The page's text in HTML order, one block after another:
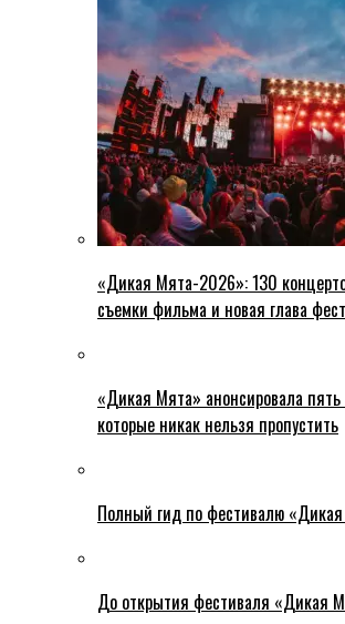
«Дикая Мята-2026»: 130
съемки фильма и новая глава
«Дикая Мята» анонсировала
которые никак нельзя пропустить
Полный гид по фестивалю
До открытия фестиваля «Дикая